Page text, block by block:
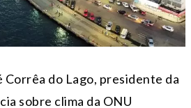
Corrêa do Lago, presidente da
sobre clima da ONU